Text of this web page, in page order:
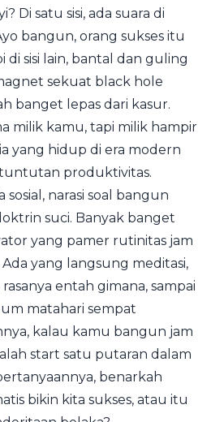
Di satu sisi, ada suara di
bangun, orang sukses itu
di sisi lain, bantal dan guling
sekuat black hole
banget lepas dari kasur.
milik kamu, tapi milik hampir
yang hidup di era modern
produktivitas.
sosial, narasi soal bangun
suci. Banyak banget
yang pamer rutinitas jam
yang langsung meditasi,
entah gimana, sampai
matahari sempat
kalau kamu bangun jam
start satu putaran dalam
benarkah
bikin kita sukses, atau itu